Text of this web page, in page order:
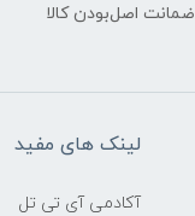
ضمانت اصل‌بودن کالا
لینک های مفید
آکادمی آی تی تل